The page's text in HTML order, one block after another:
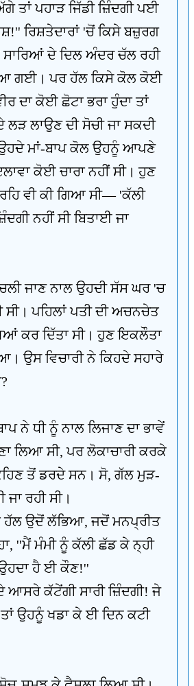
ਤਾਂ ਪਹਾੜ ਜਿੱਡੀ ਜ਼ਿੰਦਗੀ ਪਈ
ਰਿਸ਼ਤੇਦਾਰਾਂ 'ਚੋਂ ਕਿਸੇ ਬਜ਼ੁਰਗ
ਦੇ ਦਿਲ ਅੰਦਰ ਚੱਲ ਰਹੀ
ਗਈ। ਪਰ ਹੱਲ ਕਿਸੇ ਕੋਲ ਕੋਈ
ਦਾ ਕੋਈ ਛੋਟਾ ਭਰਾ ਹੁੰਦਾ ਤਾਂ
ਲਾਉਣ ਦੀ ਸੋਚੀ ਜਾ ਸਕਦੀ
ਮਾਂ-ਬਾਪ ਕੋਲ ਉਹਨੂੰ ਆਪਣੇ
ਕੋਈ ਚਾਰਾ ਨਹੀਂ ਸੀ। ਹੁਣ
ਵੀ ਕੀ ਗਿਆ ਸੀ— 'ਕੱਲੀ
ਨਹੀਂ ਸੀ ਬਿਤਾਈ ਜਾ
ਜਾਣ ਨਾਲ ਉਹਦੀ ਸੱਸ ਘਰ 'ਚ
ਸੀ। ਪਹਿਲਾਂ ਪਤੀ ਦੀ ਅਚਨਚੇਤ
ਕਰ ਦਿੱਤਾ ਸੀ। ਹੁਣ ਇਕਲੌਤਾ
ਉਸ ਵਿਚਾਰੀ ਨੇ ਕਿਹਦੇ ਸਹਾਰੇ
ਨੇ ਧੀ ਨੂੰ ਨਾਲ ਲਿਜਾਣ ਦਾ ਭਾਵੇਂ
ਲਿਆ ਸੀ, ਪਰ ਲੋਕਾਚਾਰੀ ਕਰਕੇ
ਤੋਂ ਡਰਦੇ ਸਨ। ਸੋ, ਗੱਲ ਮੁੜ-
ਰਹੀ ਸੀ।
ਉਦੋਂ ਲੱਭਿਆ, ਜਦੋਂ ਮਨਪ੍ਰੀਤ
''ਮੈਂ ਮੰਮੀ ਨੂੰ ਕੱਲੀ ਛੱਡ ਕੇ ਨ੍ਹੀ
ਉਹਦਾ ਹੈ ਈ ਕੌਣ!''
ਆਸਰੇ ਕੱਟੇਂਗੀ ਸਾਰੀ ਜ਼ਿੰਦਗੀ! ਜੇ
ਉਹਨੂੰ ਖਡਾ ਕੇ ਈ ਦਿਨ ਕਟੀ